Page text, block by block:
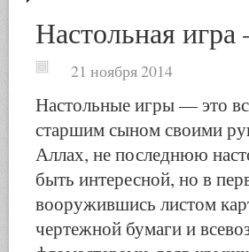
Настольная
21 ноября 2014
Настольные игры — это
старшим сыном своими
Аллах, не последнюю
быть интересной, но в
вооружившись листом
чертежной бумаги и